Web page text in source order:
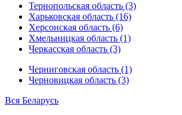
Тернопольская область (3)
Харьковская область (16)
Херсонская область (6)
Хмельницкая область (1)
Черкасская область (3)
Черниговская область (1)
Черновицкая область (3)
Вся Беларусь